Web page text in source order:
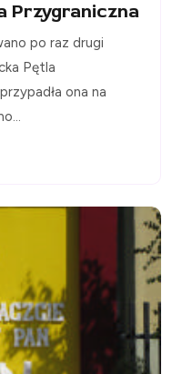
Przygraniczna
po raz drugi
Pętla
ona na